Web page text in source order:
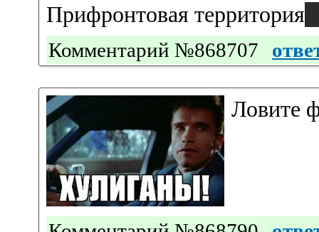
Прифронтовая территория
Комментарий №868707
Ловите